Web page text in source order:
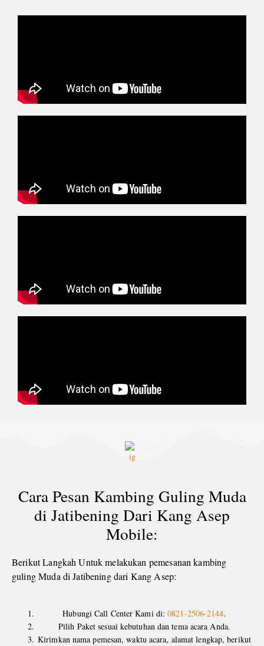
Cara Pesan Kambing Guling Muda
di Jatibening Dari Kang Asep
Mobile:
Berikut Langkah Untuk melakukan pemesanan kambing
guling Muda di Jatibening dari Kang Asep:
Hubungi Call Center Kami di:0821-2506-2144.
Pilih Paket sesuai kebutuhan dan tema acara Anda.
Kirimkan nama pemesan, waktu acara, alamat lengkap, berikut